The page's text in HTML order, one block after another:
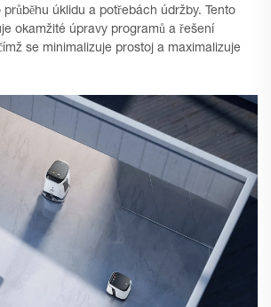
úklidu a potřebách údržby. Tento
okamžité úpravy programů a řešení
se minimalizuje prostoj a maximalizuje